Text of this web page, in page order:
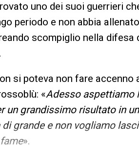
uno dei suoi guerrieri
periodo e non abbia
scompiglio nella difesa
si poteva non fare
«Adesso aspettiamo
un grandissimo risultato in
grande e non vogliamo
».